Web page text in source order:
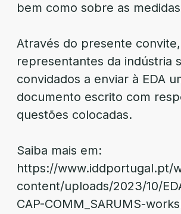
bem como sobre as
Através do presente
representantes da indústria
convidados a enviar à EDA
documento escrito com
questões colocadas.
Saiba mais em:
https://www.iddportugal.pt/
content/uploads/2023/10/
CAP-COMM_SARUMS-